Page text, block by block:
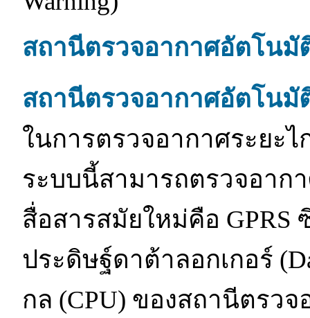
สถานีตรวจอากาศอัตโนมั
สถานีตรวจอากาศอัตโนมั
ในการตรวจอากาศระยะ
ระบบนี้สามารถตรวจอาก
สื่อสารสมัยใหม่คือ GPRS
ประดิษฐ์ดาต้าลอกเกอร์
กล (CPU) ของสถานีตรว